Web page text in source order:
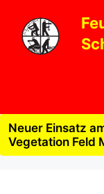
Inhalt
springen
Neuer Einsatz
Vegetation Feld